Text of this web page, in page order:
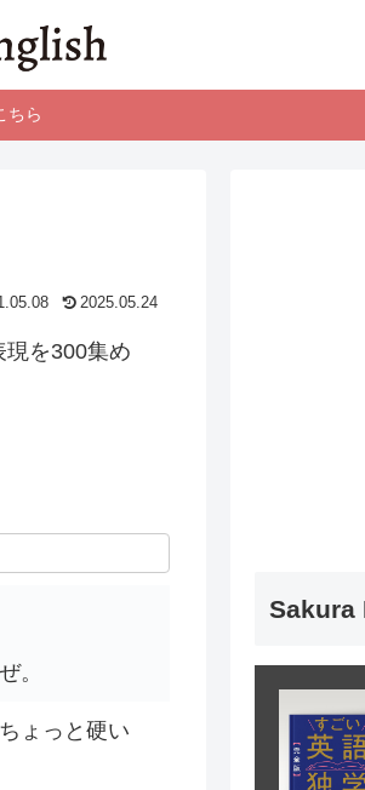
ちら
2025.05.24
を300集め
。
ょっと硬い
Sakura